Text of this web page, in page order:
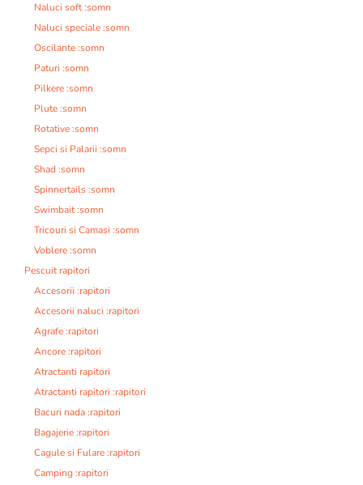
Naluci soft :somn
Naluci speciale :somn
Oscilante :somn
Paturi :somn
Pilkere :somn
Plute :somn
Rotative :somn
Sepci si Palarii :somn
Shad :somn
Spinnertails :somn
Swimbait :somn
Tricouri si Camasi :somn
Voblere :somn
Pescuit rapitori
Accesorii :rapitori
Accesorii naluci :rapitori
Agrafe :rapitori
Ancore :rapitori
Atractanti rapitori
Atractanti rapitori :rapitori
Bacuri nada :rapitori
Bagajerie :rapitori
Cagule si Fulare :rapitori
Camping :rapitori